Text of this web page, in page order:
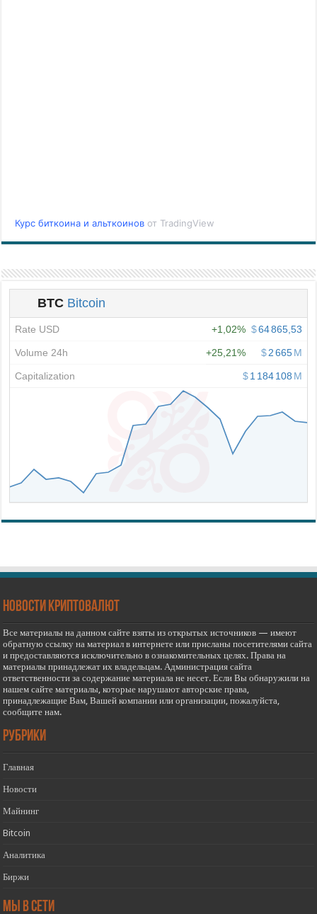
Курс биткоина и альткоинов от TradingView
новости криптовалют
Все материалы на данном сайте взяты из открытых источников — имеют
обратную ссылку на материал в интернете или присланы посетителями сайта
и предоставляются исключительно в ознакомительных целях. Права на
материалы принадлежат их владельцам. Администрация сайта
ответственности за содержание материала не несет. Если Вы обнаружили на
нашем сайте материалы, которые нарушают авторские права,
принадлежащие Вам, Вашей компании или организации, пожалуйста,
сообщите нам.
РУБРИКИ
Главная
Новости
Майнинг
Bitcoin
Аналитика
Биржи
Мы в сети